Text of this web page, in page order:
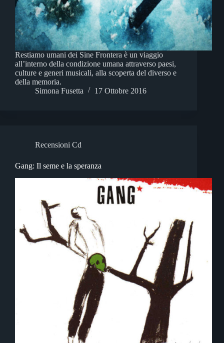
Restiamo umani dei Sine Frontera è un viaggio
all’interno della condizione umana attraverso paesi,
culture e generi musicali, alla scoperta del diverso e
della memoria.
Simona Fusetta
17 Ottobre 2016
Recensioni Cd
Gang: Il seme e la speranza